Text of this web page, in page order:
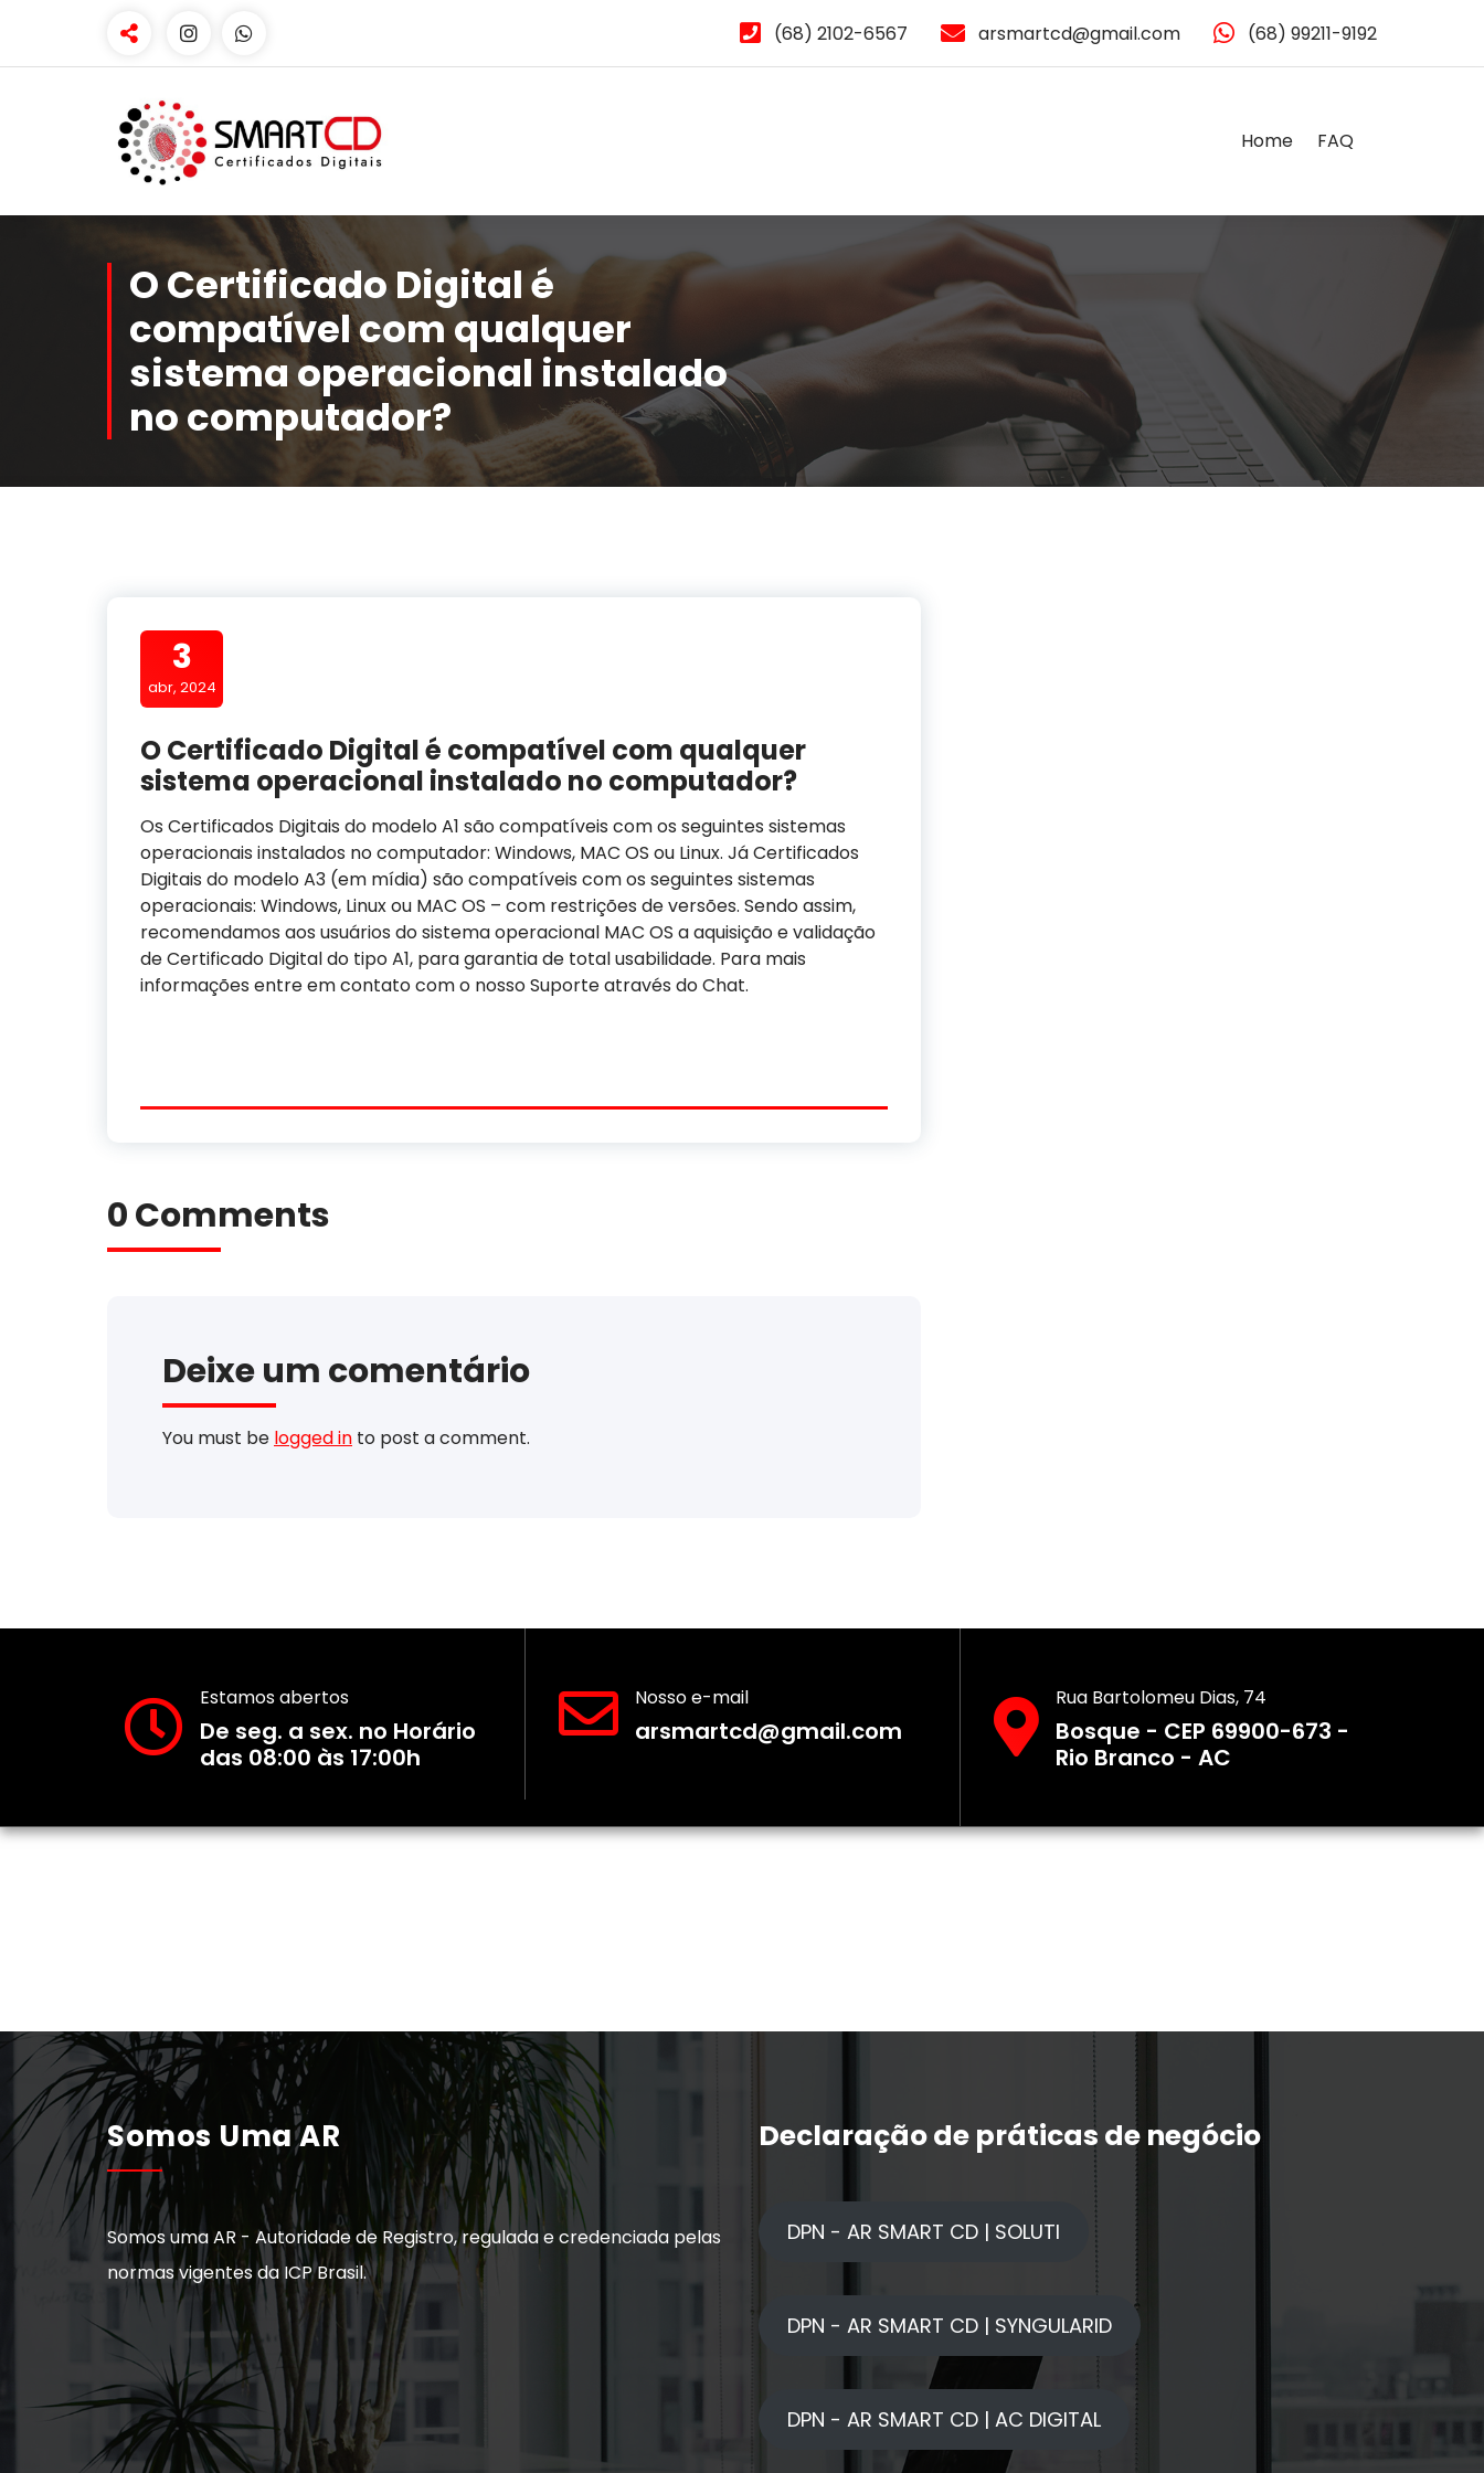
content
(68) 2102-6567 arsmartcd@gmail.com (68) 99211-9192
Home FAQ
O Certificado Digital é
compatível com qualquer
sistema operacional instalado
no computador?
3
abr, 2024
O Certificado Digital é compatível com qualquer
sistema operacional instalado no computador?
Os Certificados Digitais do modelo A1 são compatíveis com os seguintes sistemas
operacionais instalados no computador: Windows, MAC OS ou Linux. Já Certificados
Digitais do modelo A3 (em mídia) são compatíveis com os seguintes sistemas
operacionais: Windows, Linux ou MAC OS – com restrições de versões. Sendo assim,
recomendamos aos usuários do sistema operacional MAC OS a aquisição e validação
de Certificado Digital do tipo A1, para garantia de total usabilidade. Para mais
informações entre em contato com o nosso Suporte através do Chat.
0 Comments
Deixe um comentário
You must be logged in to post a comment.
Estamos abertos
De seg. a sex. no Horário
das 08:00 às 17:00h
Nosso e-mail
arsmartcd@gmail.com
Rua Bartolomeu Dias, 74
Bosque - CEP 69900-673 -
Rio Branco - AC
Somos Uma AR
Somos uma AR - Autoridade de Registro, regulada e credenciada pelas
normas vigentes da ICP Brasil.
Declaração de práticas de negócio
DPN - AR SMART CD | SOLUTI
DPN - AR SMART CD | SYNGULARID
DPN - AR SMART CD | AC DIGITAL